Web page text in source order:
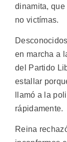
dinamita,
no victímas.
en marcha a
del Partido
estallar
llamó a la
rápidamente.
Reina